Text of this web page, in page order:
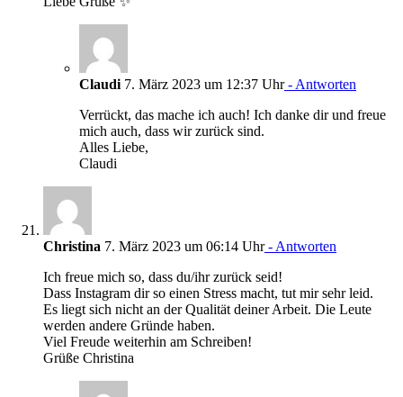
Claudi 7. März 2023 um 12:37 Uhr- Antworten
Verrückt, das mache ich auch! Ich danke dir und freue
mich auch, dass wir zurück sind.
Alles Liebe,
Claudi
Christina 7. März 2023 um 06:14 Uhr- Antworten
Ich freue mich so, dass du/ihr zurück seid!
Dass Instagram dir so einen Stress macht, tut mir sehr leid.
Es liegt sich nicht an der Qualität deiner Arbeit. Die Leute
werden andere Gründe haben.
Viel Freude weiterhin am Schreiben!
Grüße Christina